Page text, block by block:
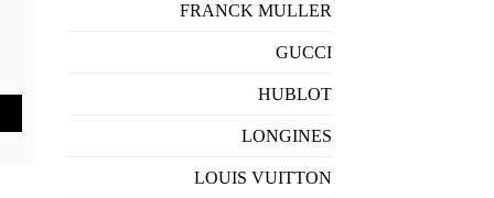
FRANCK MULLER
GUCCI
HUBLOT
LONGINES
LOUIS VUITTON